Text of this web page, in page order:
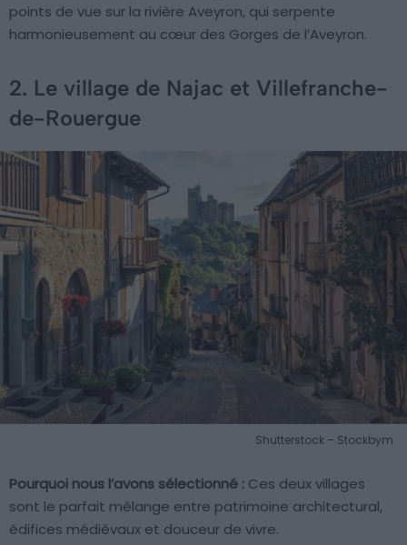
points de vue sur la rivière Aveyron, qui serpente
harmonieusement au cœur des Gorges de l’Aveyron.
2. Le village de Najac et Villefranche-
de-Rouergue
Shutterstock – Stockbym
Pourquoi nous l’avons sélectionné : Ces deux villages
sont le parfait mélange entre patrimoine architectural,
édifices médiévaux et douceur de vivre.